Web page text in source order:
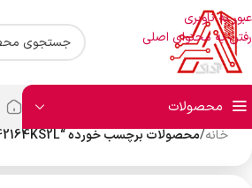
عبور به ناوبری
رفتن به محتوای اصلی
محصولات
خانه/محصولات برچسب خورده “DHNVR42164KS2L”